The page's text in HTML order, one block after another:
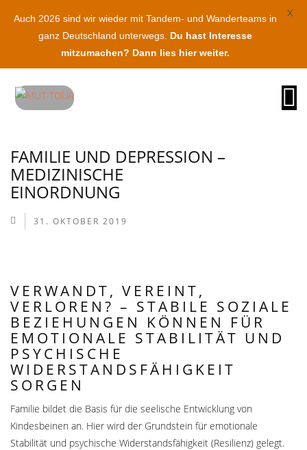
FAMILIE UND DEPRESSION –
MEDIZINISCHE
EINORDNUNG
31. OKTOBER 2019
VERWANDT, VEREINT,
VERLOREN? – STABILE SOZIALE
BEZIEHUNGEN KÖNNEN FÜR
EMOTIONALE STABILITÄT UND
PSYCHISCHE
WIDERSTANDSFÄHIGKEIT
SORGEN
Familie bildet die Basis für die seelische Entwicklung von
Kindesbeinen an. Hier wird der Grundstein für emotionale
Stabilität und psychische Widerstandsfähigkeit (Resilienz) gelegt.
Auch 2026 sind wir wieder mit Tandem- und Wanderteams in
ganz Deutschland unterwegs. Du hast Interesse
mitzumachen? Dann lies hier weiter.
X